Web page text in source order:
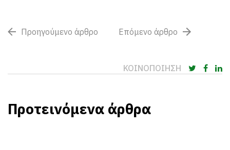
Προηγούμενο άρθρο Επόμενο άρθρο
ΚΟΙΝΟΠΟΙΗΣΗ
Προτεινόμενα άρθρα